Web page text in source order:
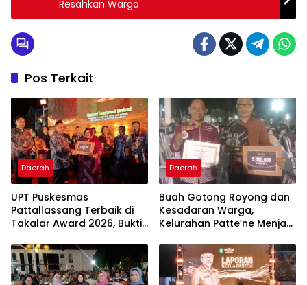
Resahkan Warga
Pos Terkait
Daerah
UPT Puskesmas
Pattallassang Terbaik di
Takalar Award 2026, Bukti
Pelayanan Kesehatan
Berkualitas
Daerah
Buah Gotong Royong dan
Kesadaran Warga,
Kelurahan Patte’ne Menjadi
2026